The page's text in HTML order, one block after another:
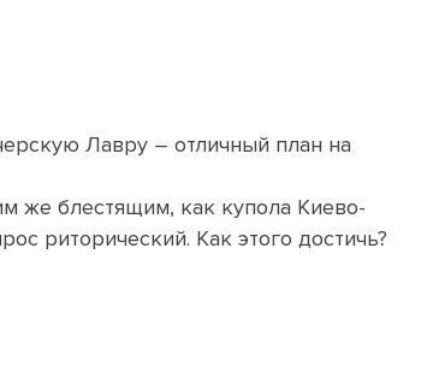
Лавру – отличный план на
же блестящим, как купола Киево-
риторический. Как этого достичь?